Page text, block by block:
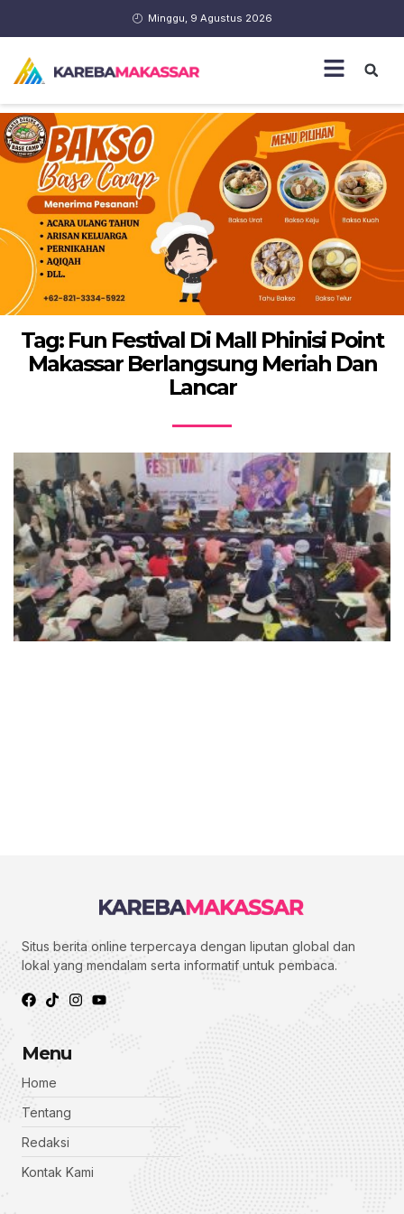
Minggu, 9 Agustus 2026
Tag: Fun Festival Di Mall Phinisi Point
Makassar Berlangsung Meriah Dan
Lancar
Situs berita online terpercaya dengan liputan global dan
lokal yang mendalam serta informatif untuk pembaca.
Menu
Home
Tentang
Redaksi
Kontak Kami